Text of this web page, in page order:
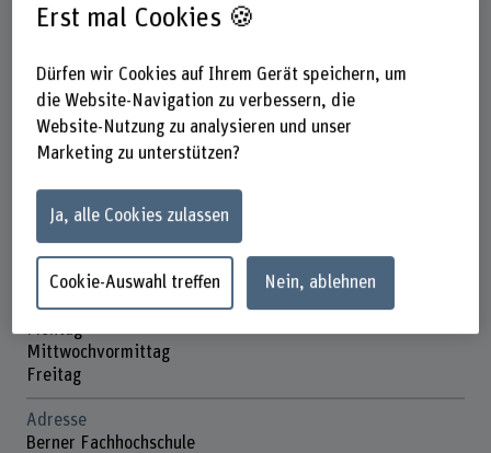
Natalie Sara Bez
Wissenschaftliche Assistentin
Kontakt
+41 31 848 45 31
www.bfh.ch/de/natalie-sara-bez
Präsenzzeit
Mittwochvormittag
Freitag
Adresse
Berner Fachhochschule
Erst mal Cookies 🍪
Dürfen wir Cookies auf Ihrem Gerät speichern, um
die Website-Navigation zu verbessern, die
Website-Nutzung zu analysieren und unser
Marketing zu unterstützen?
Ja, alle Cookies zulassen
Cookie-Auswahl treffen Nein, ablehnen